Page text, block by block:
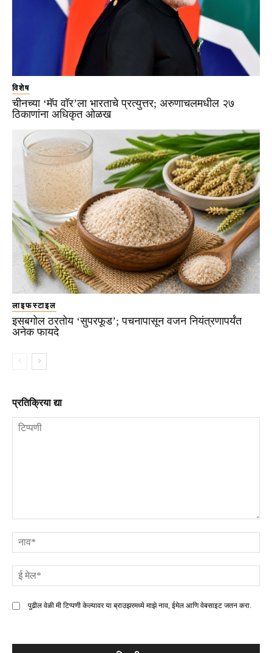
विशेष
चीनच्या ‘मॅप वॉर’ला भारताचे प्रत्युत्तर; अरुणाचलमधील २७
ठिकाणांना अधिकृत ओळख
लाइफस्टाइल
इसबगोल ठरतोय ‘सुपरफूड’; पचनापासून वजन नियंत्रणापर्यंत
अनेक फायदे
प्रतिक्रिया द्या
पुढील वेळी मी टिप्पणी केल्यावर या ब्राउझरमध्ये माझे नाव, ईमेल आणि वेबसाइट जतन करा.